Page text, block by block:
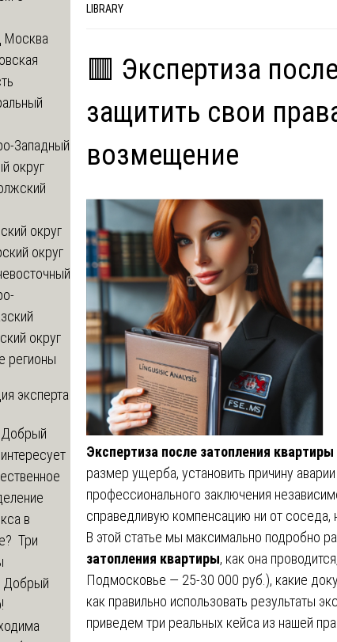
LIBRARY
🟥 Экспертиза
защитить свои
возмещение
Экспертиза после затопления квартиры
размер ущерба, установить причину
профессионального заключения
справедливую компенсацию ни от соседа,
В этой статье мы максимально подробно
затопления квартиры, как она
Подмосковье — 25-30 000 руб.), какие
как правильно использовать результаты
приведем три реальных кейса из нашей
Москва
Западный
округ
округ
округ
округ
регионы
эксперта
Добрый
в
Три
Добрый